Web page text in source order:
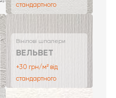
стандартного
Вінілові шпалери
ВЕЛЬВЕТ
+30 грн/м² від
стандартного